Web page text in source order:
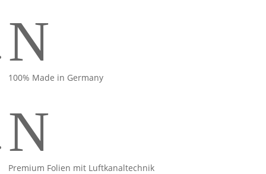
N
100% Made in Germany
N
Premium Folien mit Luftkanaltechnik